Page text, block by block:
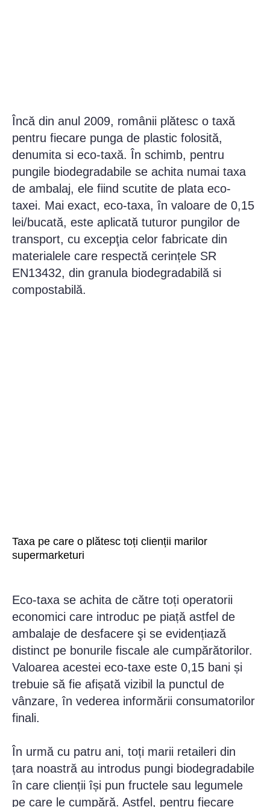
Încă din anul 2009, românii plătesc o taxă
pentru fiecare punga de plastic folosită,
denumita si eco-taxă. În schimb, pentru
pungile biodegradabile se achita numai taxa
de ambalaj, ele fiind scutite de plata eco-
taxei. Mai exact, eco-taxa, în valoare de 0,15
lei/bucată, este aplicată tuturor pungilor de
transport, cu excepţia celor fabricate din
materialele care respectă cerințele SR
EN13432, din granula biodegradabilă si
compostabilă.
Taxa pe care o plătesc toți clienții marilor
supermarketuri
Eco-taxa se achita de către toți operatorii
economici care introduc pe piață astfel de
ambalaje de desfacere şi se evidențiază
distinct pe bonurile fiscale ale cumpărătorilor.
Valoarea acestei eco-taxe este 0,15 bani și
trebuie să fie afișată vizibil la punctul de
vânzare, în vederea informării consumatorilor
finali.
În urmă cu patru ani, toți marii retaileri din
țara noastră au introdus pungi biodegradabile
în care clienții își pun fructele sau legumele
pe care le cumpără. Astfel, pentru fiecare